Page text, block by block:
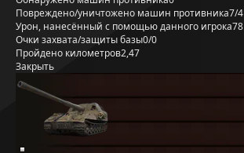
Повреждено/уничтожено машин противника7/4
Урон, нанесённый с помощью данного игрока78
Очки захвата/защиты базы0/0
Пройдено километров2,47
Закрыть